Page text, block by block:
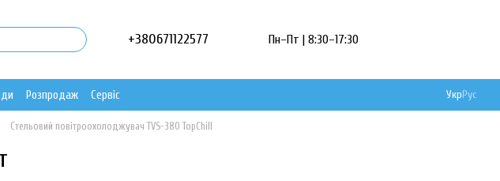
+380671122577 Пн–Пт | 8:30–17:30
Розпродаж Сервіс УкрРус
Стельовий повітроохолоджувач TVS-380 TopChill